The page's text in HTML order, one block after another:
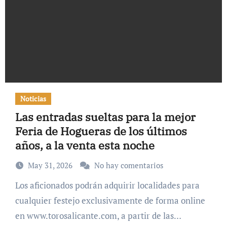
Noticias
Las entradas sueltas para la mejor
Feria de Hogueras de los últimos
años, a la venta esta noche
May 31, 2026 No hay comentarios
Los aficionados podrán adquirir localidades para
cualquier festejo exclusivamente de forma online
en www.torosalicante.com, a partir de las…